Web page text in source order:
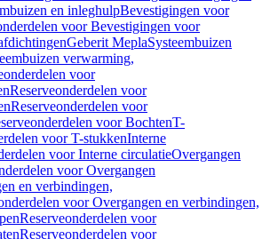
en inleghulpBevestigingen voor
voor Bevestigingen voor
Geberit MeplaSysteembuizen
verwarming,
voor
Reserveonderdelen voor
Reserveonderdelen voor
voor BochtenT-
voor T-stukkenInterne
voor Interne circulatieOvergangen
voor Overgangen
en verbindingen,
voor Overgangen en verbindingen,
Reserveonderdelen voor
Reserveonderdelen voor